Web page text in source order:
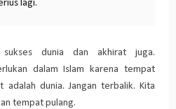
lagi.
dunia dan akhirat juga.
dalam Islam karena tempat
adalah dunia. Jangan terbalik. Kita
tempat pulang.